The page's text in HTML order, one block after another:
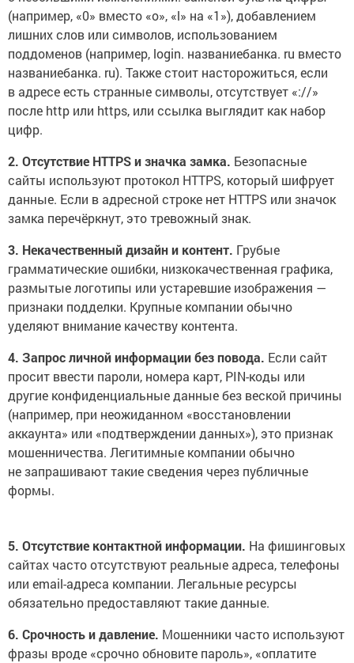
(например, «0» вместо «o», «l» на «1»), добавлением
лишних слов или символов, использованием
поддоменов (например, login. названиебанка. ru вместо
названиебанка. ru). Также стоит насторожиться, если
в адресе есть странные символы, отсутствует «://»
после http или https, или ссылка выглядит как набор
цифр.
2. Отсутствие HTTPS и значка замка. Безопасные
сайты используют протокол HTTPS, который шифрует
данные. Если в адресной строке нет HTTPS или значок
замка перечёркнут, это тревожный знак.
3. Некачественный дизайн и контент. Грубые
грамматические ошибки, низкокачественная графика,
размытые логотипы или устаревшие изображения —
признаки подделки. Крупные компании обычно
уделяют внимание качеству контента.
4. Запрос личной информации без повода. Если сайт
просит ввести пароли, номера карт, PIN-коды или
другие конфиденциальные данные без веской причины
(например, при неожиданном «восстановлении
аккаунта» или «подтверждении данных»), это признак
мошенничества. Легитимные компании обычно
не запрашивают такие сведения через публичные
формы.
5. Отсутствие контактной информации. На фишинговых
сайтах часто отсутствуют реальные адреса, телефоны
или email-адреса компании. Легальные ресурсы
обязательно предоставляют такие данные.
6. Срочность и давление. Мошенники часто используют
фразы вроде «срочно обновите пароль», «оплатите